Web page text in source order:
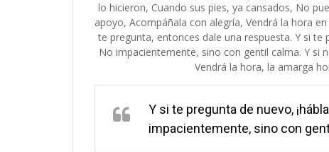
lo hicieron, Cuando sus pies, ya cansados, No
apoyo, Acompáñala con alegría, Vendrá la hora
te pregunta, entonces dale una respuesta. Y si te
No impacientemente, sino con gentil calma. Y si
Vendrá la hora, la amarga
Y si te pregunta de nuevo,
impacientemente, sino con